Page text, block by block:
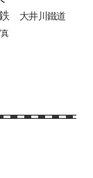
大井川鐵道